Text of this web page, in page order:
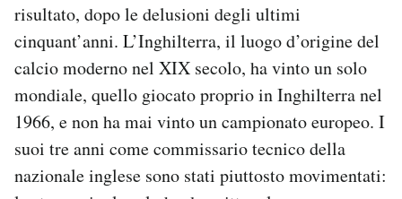
risultato, dopo le delusioni degli ultimi
cinquant’anni. L’Inghilterra, il luogo d’origine del
calcio moderno nel XIX secolo, ha vinto un solo
mondiale, quello giocato proprio in Inghilterra nel
1966, e non ha mai vinto un campionato europeo. I
suoi tre anni come commissario tecnico della
nazionale inglese sono stati piuttosto movimentati: